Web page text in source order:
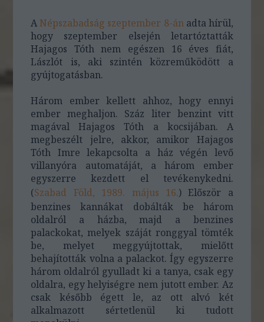
ANépszabadság szeptember 8-án adta hírül,
hogy szeptember elsején letartóztatták
Hajagos Tóth nem egészen 16 éves fiát,
Lászlót is, aki szintén közreműködött a
gyújtogatásban.
Három ember kellett ahhoz, hogy ennyi
ember meghaljon. Száz liter benzint vitt
magával Hajagos Tóth a kocsijában. A
megbeszélt jelre, akkor, amikor Hajagos
Tóth Imre lekapcsolta a ház végén levő
villanyóra automatáját, a három ember
egyszerre kezdett el tevékenykedni.
(Szabad Föld, 1989. május 16.) Először a
benzines kannákat dobálták be három
oldalról a házba, majd a benzines
palackokat, melyek száját ronggyal tömték
be, melyet meggyújtottak, mielőtt
behajították volna a palackot. Így egyszerre
három oldalról gyulladt ki a tanya, csak egy
oldalra, egy helyiségre nem jutott ember. Az
csak később égett le, az ott alvó két
alkalmazott sértetlenül ki tudott